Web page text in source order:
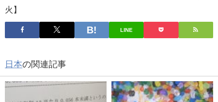
火】
LINE
日本の関連記事